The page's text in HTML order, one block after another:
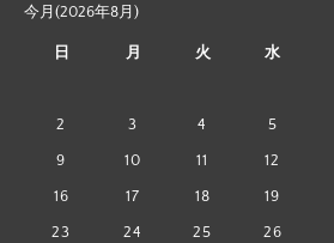
今月(2026年8月)
日 月 火 水
2 3 4 5
9 10 11 12
16 17 18 19
23 24 25 26